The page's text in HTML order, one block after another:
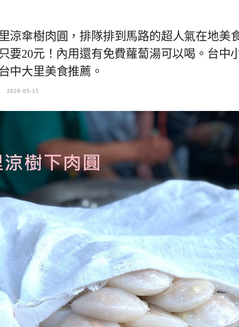
涼傘樹肉圓，排隊排到馬路的超人氣在地美
要20元！內用還有免費蘿蔔湯可以喝。台中
中大里美食推薦。
2020-03-15